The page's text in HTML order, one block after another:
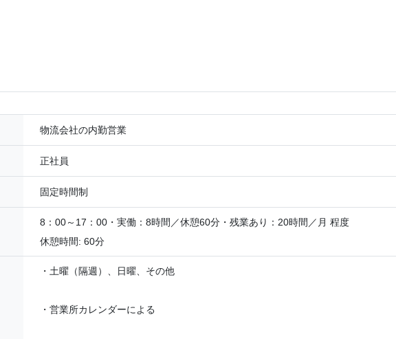
物流会社の内勤営業
正社員
固定時間制
8：00～17：00・実働：8時間／休憩60分・残業あり：20時間／月 程度
休憩時間: 60分
・土曜（隔週）、日曜、その他
・営業所カレンダーによる